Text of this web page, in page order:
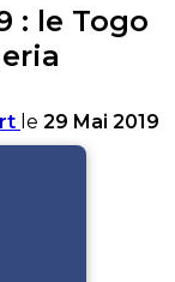
: le Togo
le 29 Mai 2019